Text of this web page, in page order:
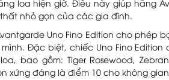
loa hiện giờ. Điều này giúp hãng
nhỏ gọn của các gia đình.
Uno Fino Edition cho phép
Đặc biệt, chiếc Uno Fino
bao gồm: Tiger Rosewood,
xứng đáng là điểm 10 cho không